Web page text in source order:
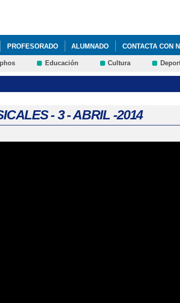
PROFESORADO ALUMNADO CONTACTA CON
Educación Cultura
- 3 - ABRIL -2014